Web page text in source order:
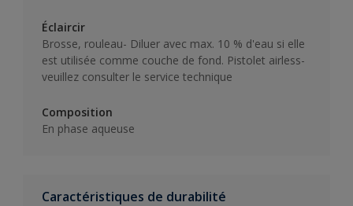
Éclaircir
Brosse, rouleau- Diluer avec max. 10 % d'eau si elle
est utilisée comme couche de fond. Pistolet airless-
veuillez consulter le service technique
Composition
En phase aqueuse
Caractéristiques de durabilité